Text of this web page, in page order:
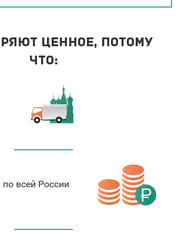
ценное, потому
что:
всей России